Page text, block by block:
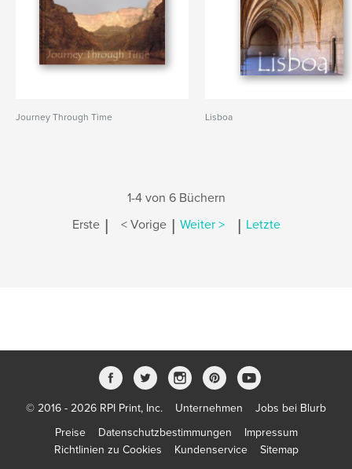
Journey Through Time Lisboa
1-4 von 6 Büchern
Erste | < Vorige | Weiter > | Letzte
© 2016 - 2026 RPI Print, Inc. Unternehmen
Jobs bei Blurb
Preise
Datenschutzbestimmungen
Impressum
Richtlinien zu Cookies
Kundenservice Sitemap